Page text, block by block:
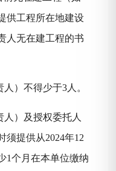
供工程所在地建设
人无在建工程的书
）不得少于3人。
）及授权委托人
须提供从2024年12
1个月在本单位缴纳